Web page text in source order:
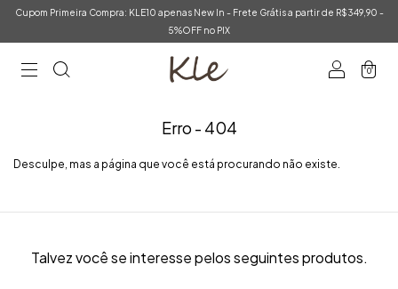
Cupom Primeira Compra: KLE10 apenas New In - Frete Grátis a partir de R$349,90 -
5%OFF no PIX
0
Erro - 404
Desculpe, mas a página que você está procurando não existe.
Talvez você se interesse pelos seguintes produtos.